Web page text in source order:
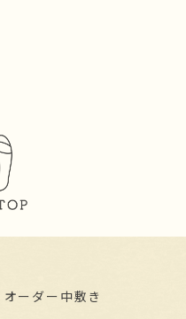
オーダー中敷き